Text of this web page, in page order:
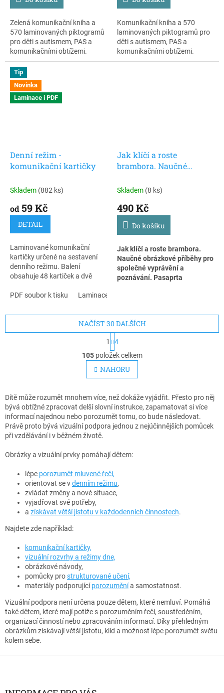
Zelená komunikační kniha a
570 laminovaných piktogramů
pro děti s autismem, PAS a
komunikačními obtížemi.
Přenosná AAC sada podporuje
vyjadřování potřeb,
porozumění i samostatnost
doma, ve škole i při terapii.
Kartičky lze postupně
Komunikační kniha a 570
laminovaných piktogramů pro
děti s autismem, PAS a
komunikačními obtížemi.
Přenosná sada podporuje AAC
Tip
Novinka
Laminace i PDF
Denní režim -
komunikační kartičky
Skladem (882 ks)
od 59 Kč
DETAIL
Laminované komunikační
kartičky určené na sestavení
denního režimu. Balení
obsahuje 48 kartiček a dvě
samolepicím zipem. Denní
autismem na otázku „co budu
dělat a kdy to budu dělat a jak
dlouho to budu dělat“.
PDF soubor k tisku Laminace + zip
Jak klíčí a roste
brambora. Naučné
Pasparta
Skladem (8 ks)
490 Kč
Do košíku
Jak klíčí a roste brambora.
Naučné obrázkové příběhy pro
společné vyprávění a
poznávání. Pasaprta
Jednoduše zahrabou několik
hlíz do květináčů. Pavlík se
každý den chodí dívat, co je
nového. Dlouho není nic vidět.
Pak ale objeví mladý výhonek.
Konečně se něco děje! Lístky se
pořád zvětšují. Pak jednou
dětem svět kolem nich. Svět a
znalosti, které dospělí mnohdy
považují za běžné, ale děti je
někdy nemají.
O
v
l
á
a
c
í
p
k
v
ý
p
s
NAČÍST 30 DALŠÍCH
S
t
r
á
n
k
v
á
n
í
1
4
105položek celkem
NAHORU
Dítě může rozumět mnohem více, než dokáže vyjádřit. Přesto pro něj
bývá obtížné zpracovat delší slovní instrukce, zapamatovat si více
informací najednou nebo porozumět tomu, co bude následovat.
Právě proto bývá vizuální podpora jednou z nejúčinnějších pomůcek
při vzdělávání i v běžném životě.
Obrázky a vizuální prvky pomáhají dětem:
lépe porozumět mluvené řeči,
orientovat se vdenním režimu,
zvládat změny a nové situace,
vyjadřovat své potřeby,
a získávat větší jistotu v každodenních činnostech.
Najdete zde například:
komunikační kartičky,
vizuální rozvrhy a režimy dne,
obrázkové návody,
pomůcky prostrukturované učení,
materiály podporujícíporozuměnía samostatnost.
Vizuální podpora není určena pouze dětem, které nemluví. Pomáhá
také dětem, které mají potíže s porozuměním řeči, soustředěním,
organizací činností nebo zpracováním informací. Díky přehledným
obrázkům získávají větší jistotu, klid a možnost lépe porozumět světu
kolem sebe.
Z